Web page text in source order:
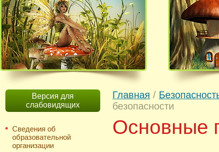
Главная /
безопасности
Основные
Версия для
слабовидящих
Сведения об
образовательной
организации